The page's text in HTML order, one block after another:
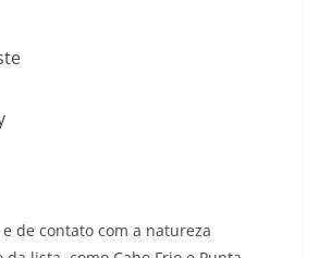
de contato com a natureza